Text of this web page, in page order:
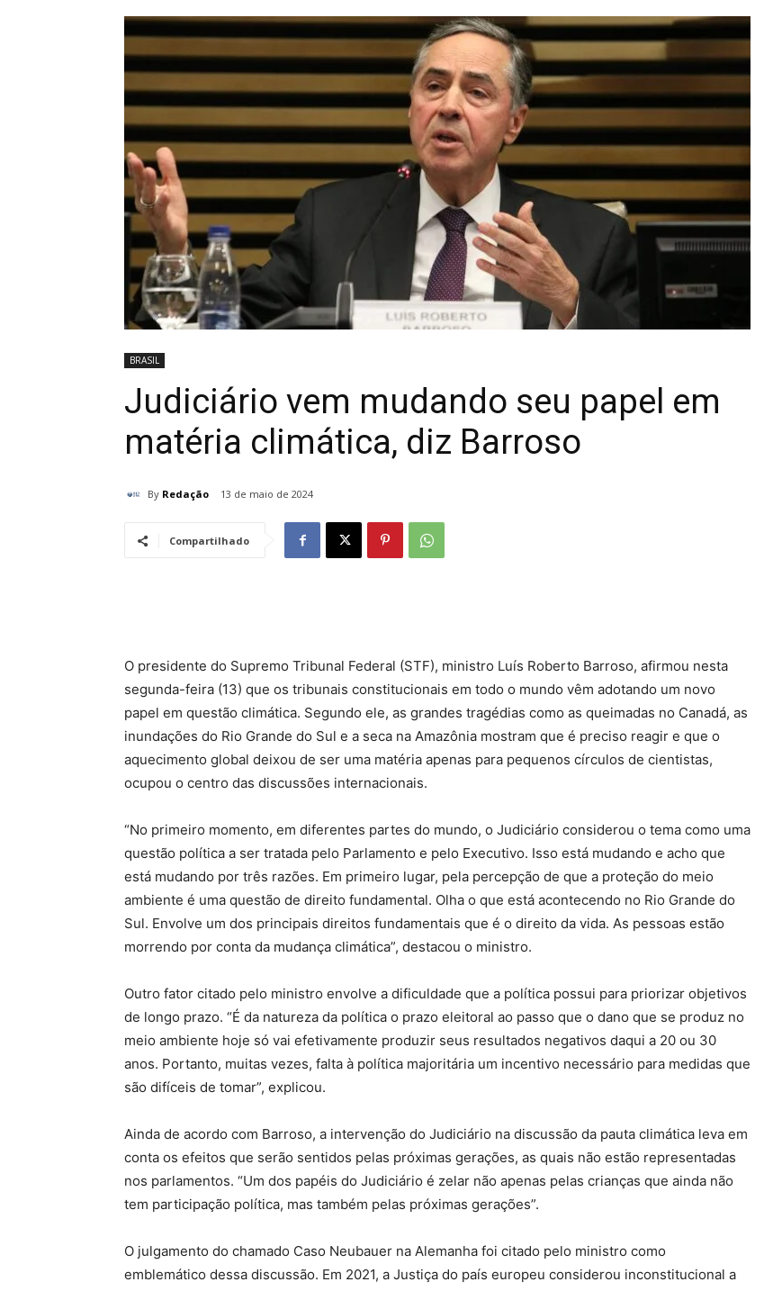
BRASIL
Judiciário vem mudando seu papel em
matéria climática, diz Barroso
By Redação 13 de maio de 2024
Compartilhado
O presidente do Supremo Tribunal Federal (STF), ministro Luís Roberto Barroso, afirmou nesta
segunda-feira (13) que os tribunais constitucionais em todo o mundo vêm adotando um novo
papel em questão climática. Segundo ele, as grandes tragédias como as queimadas no Canadá, as
inundações do Rio Grande do Sul e a seca na Amazônia mostram que é preciso reagir e que o
aquecimento global deixou de ser uma matéria apenas para pequenos círculos de cientistas,
ocupou o centro das discussões internacionais.
“No primeiro momento, em diferentes partes do mundo, o Judiciário considerou o tema como uma
questão política a ser tratada pelo Parlamento e pelo Executivo. Isso está mudando e acho que
está mudando por três razões. Em primeiro lugar, pela percepção de que a proteção do meio
ambiente é uma questão de direito fundamental. Olha o que está acontecendo no Rio Grande do
Sul. Envolve um dos principais direitos fundamentais que é o direito da vida. As pessoas estão
morrendo por conta da mudança climática”, destacou o ministro.
Outro fator citado pelo ministro envolve a dificuldade que a política possui para priorizar objetivos
de longo prazo. “É da natureza da política o prazo eleitoral ao passo que o dano que se produz no
meio ambiente hoje só vai efetivamente produzir seus resultados negativos daqui a 20 ou 30
anos. Portanto, muitas vezes, falta à política majoritária um incentivo necessário para medidas que
são difíceis de tomar”, explicou.
Ainda de acordo com Barroso, a intervenção do Judiciário na discussão da pauta climática leva em
conta os efeitos que serão sentidos pelas próximas gerações, as quais não estão representadas
nos parlamentos. “Um dos papéis do Judiciário é zelar não apenas pelas crianças que ainda não
tem participação política, mas também pelas próximas gerações”.
O julgamento do chamado Caso Neubauer na Alemanha foi citado pelo ministro como
emblemático dessa discussão. Em 2021, a Justiça do país europeu considerou inconstitucional a